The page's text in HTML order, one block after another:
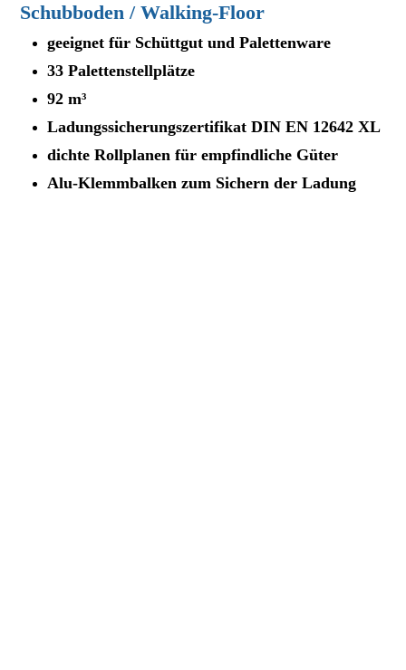
Schubboden / Walking-Floor
geeignet für Schüttgut und Palettenware
33 Palettenstellplätze
92 m³
Ladungssicherungszertifikat DIN EN 12642 XL
dichte Rollplanen für empfindliche Güter
Alu-Klemmbalken zum Sichern der Ladung